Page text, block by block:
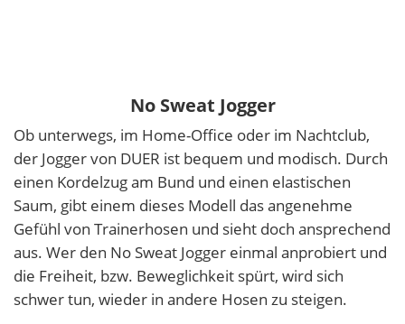
No Sweat Jogger
Ob unterwegs, im Home-Office oder im Nachtclub,
der Jogger von DUER ist bequem und modisch. Durch
einen Kordelzug am Bund und einen elastischen
Saum, gibt einem dieses Modell das angenehme
Gefühl von Trainerhosen und sieht doch ansprechend
aus. Wer den No Sweat Jogger einmal anprobiert und
die Freiheit, bzw. Beweglichkeit spürt, wird sich
schwer tun, wieder in andere Hosen zu steigen.